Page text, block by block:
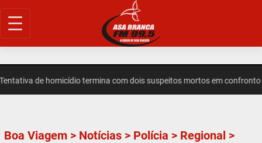
Pular
para
de homicídio termina com dois suspeitos mortos em confronto
Boa Viagem > Notícias > Polícia > Regional >